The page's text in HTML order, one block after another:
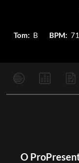
Tom: B BPM:
O